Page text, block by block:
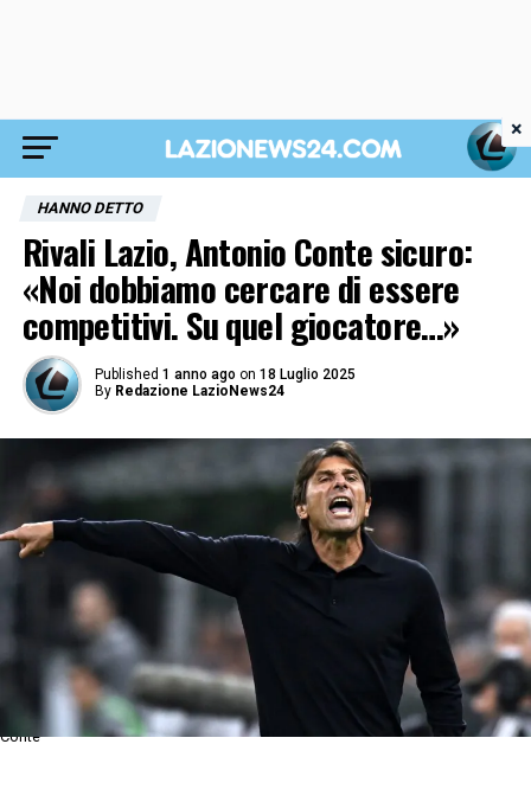
HANNO DETTO
Rivali Lazio, Antonio Conte sicuro:
«Noi dobbiamo cercare di essere
competitivi. Su quel giocatore…»
Published 1 anno ago on 18 Luglio 2025
By Redazione LazioNews24
Conte
×